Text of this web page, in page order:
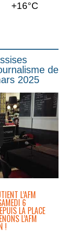
+16°C
de
2025
L’AFM
6
LA PLACE
L’AFM
!